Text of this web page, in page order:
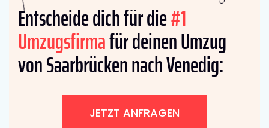
Entscheide dich für die#1
Umzugsfirmafür deinen Umzug
von Saarbrücken nach Venedig:
JETZT ANFRAGEN